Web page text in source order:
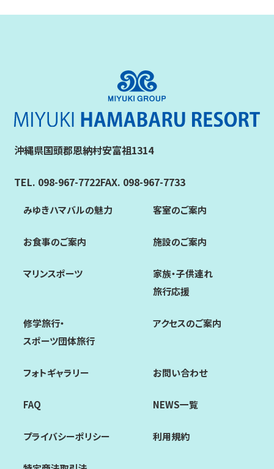
沖縄県国頭郡恩納村安富祖1314
TEL. 098-967-7722FAX. 098-967-7733
みゆきハマバルの魅力 客室のご案内
お食事のご案内 施設のご案内
マリンスポーツ
家族・子供連れ
旅行応援
修学旅行・
スポーツ団体旅行
アクセスのご案内
フォトギャラリー お問い合わせ
FAQ NEWS一覧
プライバシーポリシー 利用規約